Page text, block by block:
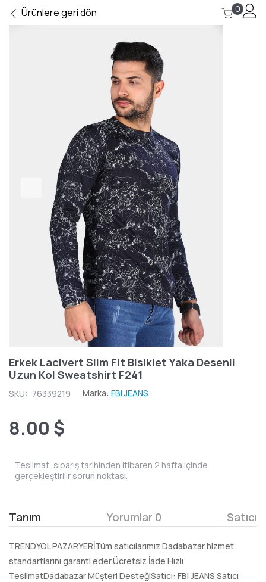
Ürünlere geri dön 0
Erkek Lacivert Slim Fit Bisiklet Yaka Desenli
Uzun Kol Sweatshirt F241
SKU: 76339219 Marka: FBI JEANS
8.00 $
Teslimat, sipariş tarihinden itibaren 2 hafta içinde
gerçekleştirilir sorun noktası.
Tanım Yorumlar 0 Satıcı
TRENDYOL PAZARYERİTüm satıcılarımız Dadabazar hizmet
standartlarını garanti eder.Ücretsiz İade Hızlı
TeslimatDadabazar Müşteri DesteğiSatıcı: FBI JEANS Satıcı